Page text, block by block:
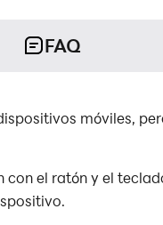
FAQ
móviles,
el ratón y el